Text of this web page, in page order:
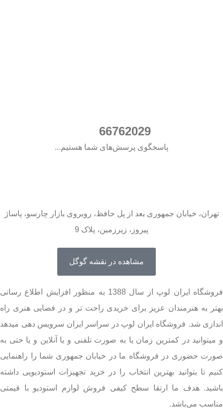
66762029
پاسخگوی پرسش‌های شما هستیم...
تهران، خیابان جمهوری بعد از پل حافظ، روبروی بازار چارسو، پاساژ
پیروز، زیرزمین، پلاک 9
مشاهده در نقشه گوگل
فروشگاه ایران لوپ از سال 1388 به منظور افزایش اطلاع رسانی
بهتر به هنرمندان عزیز برای خریدی راحت تر و در فضایی هنری راه
اندازی شد. فروشگاه ایران لوپ در سراسر ایران سرویس دهی میدهد
و میتوانید در کمترین زمان یا به صورت تلفنی و یا آنلاین و یا حتی به
صورت حضوری در فروشگاه ما در خیابان جمهوری شما را راهنمایی
کنیم تا بتوانید بهترین انتخاب را در خرید تجهیزات استودیویی داشته
باشید. هدف ما ارتقا سطح کیفی فروش لوازم استودیو با قیمتی
مناسب می‌باشد.